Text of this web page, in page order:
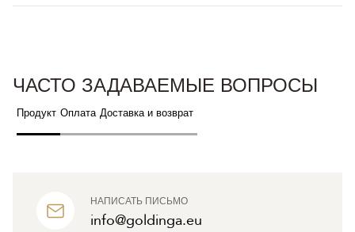
НАПИСАТЬ ПИСЬМО
info@goldinga.eu
ЧАСТО ЗАДАВАЕМЫЕ ВОПРОСЫ
Продукт Оплата Доставка и возврат